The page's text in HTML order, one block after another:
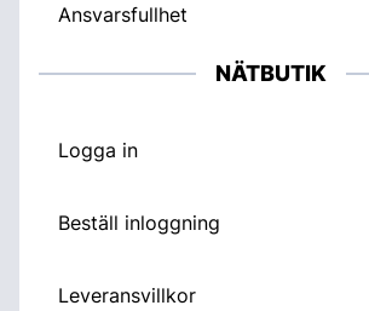
Ansvarsfullhet
NÄTBUTIK
Logga in
Beställ inloggning
Leveransvillkor